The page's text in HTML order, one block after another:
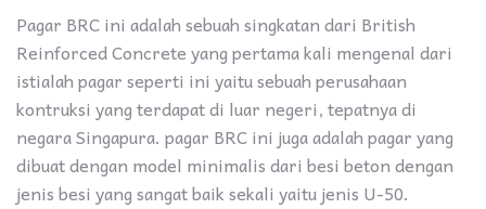
Pagar BRC ini adalah sebuah singkatan dari British
Reinforced Concrete yang pertama kali mengenal dari
istialah pagar seperti ini yaitu sebuah perusahaan
kontruksi yang terdapat di luar negeri, tepatnya di
negara Singapura. pagar BRC ini juga adalah pagar yang
dibuat dengan model minimalis dari besi beton dengan
jenis besi yang sangat baik sekali yaitu jenis U-50.